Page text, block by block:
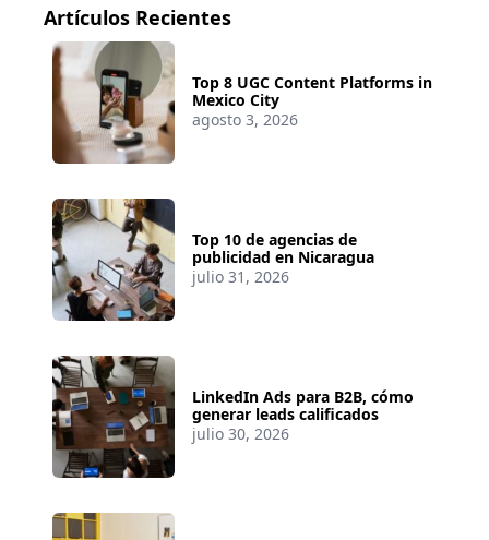
Artículos Recientes
Top 8 UGC Content Platforms in
Mexico City
agosto 3, 2026
Top 10 de agencias de
publicidad en Nicaragua
julio 31, 2026
LinkedIn Ads para B2B, cómo
generar leads calificados
julio 30, 2026